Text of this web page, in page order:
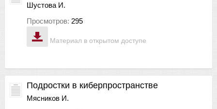
Материал в открытом доступе
Шустова И.
Просмотров: 295
Подростки в киберпространстве
Мясников И.